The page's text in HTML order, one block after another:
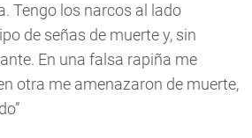
Tengo los narcos al lado
de señas de muerte y, sin
En una falsa rapiña me
otra me amenazaron de muerte,